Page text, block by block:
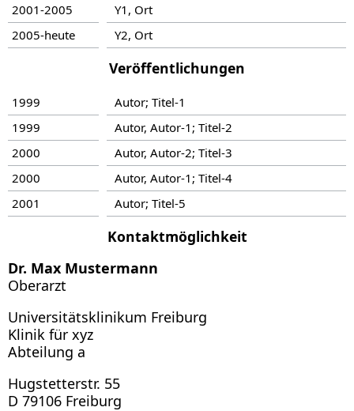
2001-2005
Y1, Ort
2005-heute
Y2, Ort
Veröffentlichungen
1999
Autor; Titel-1
1999
Autor, Autor-1; Titel-2
2000
Autor, Autor-2; Titel-3
2000
Autor, Autor-1; Titel-4
2001
Autor; Titel-5
Kontaktmöglichkeit
Dr. Max Mustermann
Oberarzt
Universitätsklinikum Freiburg
Klinik für xyz
Abteilung a
Hugstetterstr. 55
D 79106 Freiburg